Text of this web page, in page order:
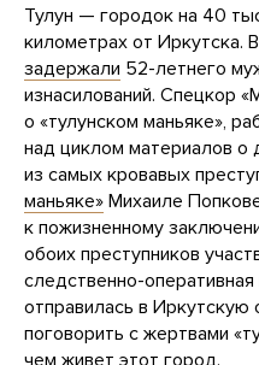
Тулун — городок на 40
километрах от Иркутска.
задержали 52-летнего
изнасилований. Спецкор
о «тулунском маньяке»,
над циклом материалов о
из самых кровавых
маньяке» Михаиле
к пожизненному
обоих преступников
следственно-
отправилась в
поговорить с жертвами